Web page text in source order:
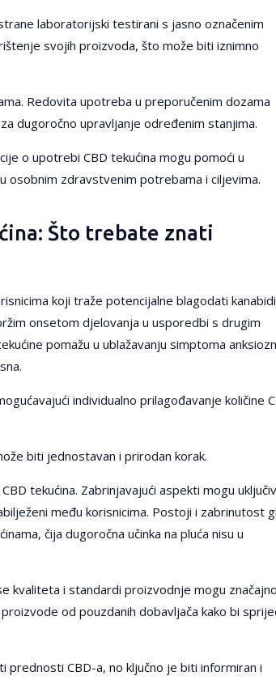
laboratorijski testirani s jasno označenim
svojih proizvoda, što može biti iznimno
Redovita upotreba u preporučenim dozama
dugoročno upravljanje određenim stanjima.
o upotrebi CBD tekućina mogu pomoći u
osobnim zdravstvenim potrebama i ciljevima.
Što trebate znati
koji traže potencijalne blagodati
onsetom djelovanja u usporedbi s drugim
pomažu u ublažavanju simptoma
individualno prilagođavanje količine
biti jednostavan i prirodan korak.
tekućina. Zabrinjavajući aspekti mogu
među korisnicima. Postoji i zabrinutost
čija dugoročna učinka na pluća nisu u
kvaliteta i standardi proizvodnje mogu značajno
od pouzdanih dobavljača kako bi
prednosti CBD-a, no ključno je biti informiran i